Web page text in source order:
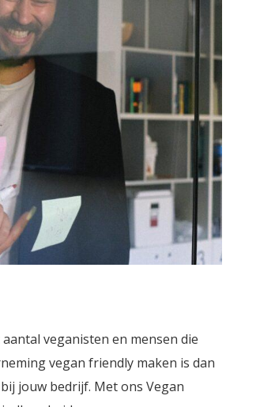
veganisten en mensen die
vegan friendly maken is dan
jouw bedrijf. Met ons Vegan